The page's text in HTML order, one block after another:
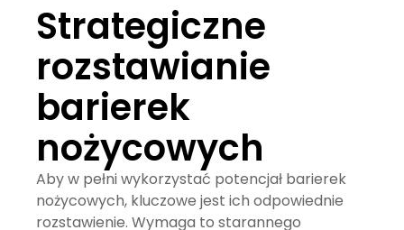
Strategiczne
rozstawianie
barierek
nożycowych
Aby w pełni wykorzystać potencjał barierek
nożycowych, kluczowe jest ich odpowiednie
rozstawienie. Wymaga to starannego